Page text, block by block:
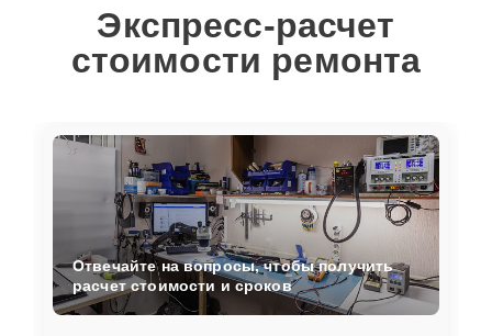
Экспресс-расчет
стоимости ремонта
Отвечайте на вопросы, чтобы получить
расчет стоимости и сроков